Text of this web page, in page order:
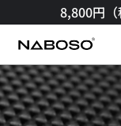
8,800円